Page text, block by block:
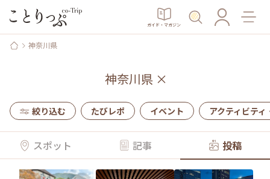
ガイド・マガジン
神奈川県
神奈川県 ×
絞り込む たびレポ イベント アクティビティ
スポット 記事 投稿